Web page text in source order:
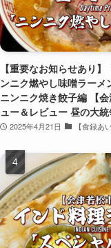
【重要なお知らせあり
ンニク燃やし味噌ラー
ニンニク焼き餃子編 【
ュー＆レビュー 昼の大
2025年4月21日 【食録あ